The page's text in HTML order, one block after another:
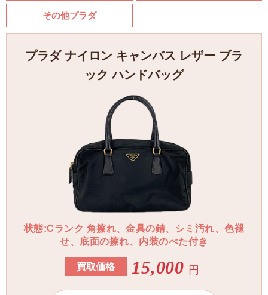
その他プラダ
プラダ ナイロン キャンバス レザー ブラ
ック ハンドバッグ
状態:Cランク 角擦れ、金具の錆、シミ汚れ、色褪
せ、底面の擦れ、内装のべた付き
買取価格 15,000 円